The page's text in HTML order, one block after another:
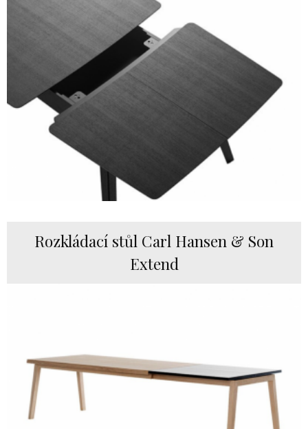
Rozkládací stůl Carl Hansen & Son
Extend